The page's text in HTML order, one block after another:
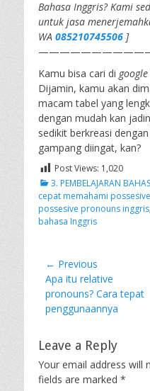
Bahasa Inggris? Kami
untuk jasa
WA 085210745506 ]
Kamu bisa cari di google
Dijamin, kamu akan
macam tabel yang
dengan mudah kan
sedikit berkreasi
gampang diingat, kan?
Post Views: 1,020
Categories
3. PEMBELAJARAN
cepat memahami
possesive pronouns inggris
bahasa Inggris
Post
navigation
← Previous
Previous
post:
Apa itu relative
pronouns? Cara tepat
penggunaannya
Leave a Reply
Your email address will
fields are marked *